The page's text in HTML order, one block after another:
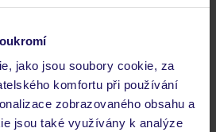
jako jsou soubory cookie, za
komfortu při používání
zobrazovaného obsahu a
jsou také využívány k analýze
při cestování?